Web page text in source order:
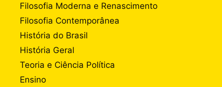
Filosofia Moderna e Renascimento
Filosofia Contemporânea
História do Brasil
História Geral
Teoria e Ciência Política
Ensino